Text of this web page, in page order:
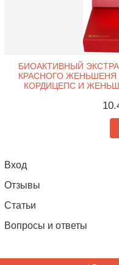
БИОАКТИВНЫЙ
КРАСНОГО ЖЕНЬШЕНЯ
КОРДИЦЕПС И
Вход
Отзывы
Статьи
Вопросы и ответы